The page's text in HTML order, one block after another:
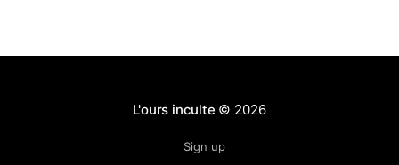
L'ours inculte © 2026
Sign up